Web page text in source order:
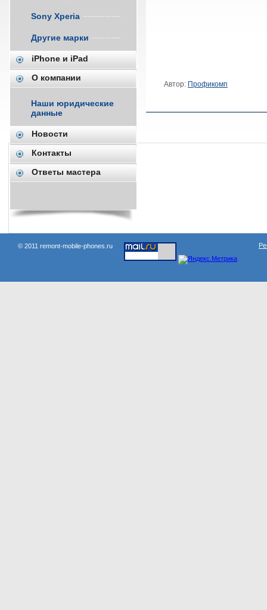
Автор: Профикомп
Наши проекты:
Sony Xperia
Другие марки
iPhone и iPad
О компании
Наши юридические
данные
Новости
Контакты
Ответы мастера
© 2011 remont-mobile-phones.ru